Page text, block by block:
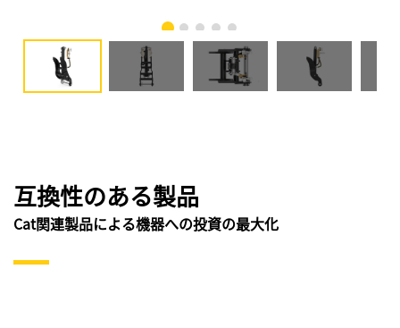
互換性のある製品
Cat関連製品による機器への投資の最大化